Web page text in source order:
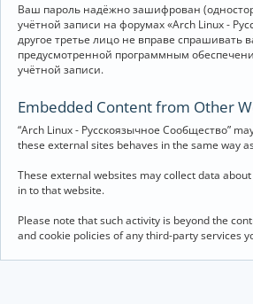
Ваш пароль надёжно зашифрован
учётной записи на форумах «Arch Linux -
другое третье лицо не вправе спрашивать
предусмотренной программным
учётной записи.
Embedded Content from Other
“Arch Linux - Русскоязычное Сообщество”
these external sites behaves in the same way
These external websites may collect data
in to that website.
Please note that such activity is beyond the
and cookie policies of any third-party services